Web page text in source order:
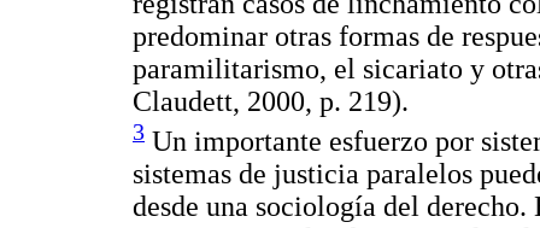
predominar otras formas de
paramilitarismo, el sicariato y
Claudett, 2000, p. 219).
3 Un importante esfuerzo por
sistemas de justicia paralelos
desde una sociología del